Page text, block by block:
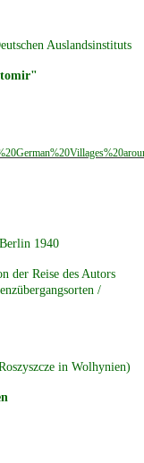
Auslandsinstituts
1940
der Reise des Autors
/
in Wolhynien)